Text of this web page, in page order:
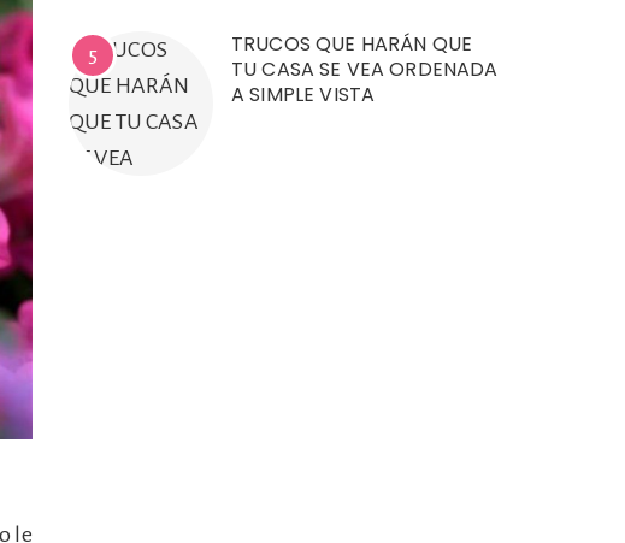
le
5
TRUCOS QUE HARÁN QUE
TU CASA SE VEA ORDENADA
A SIMPLE VISTA